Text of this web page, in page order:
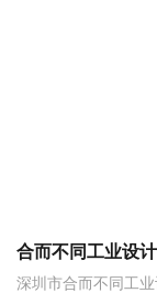
合而不同工业设计
深圳市合而不同工